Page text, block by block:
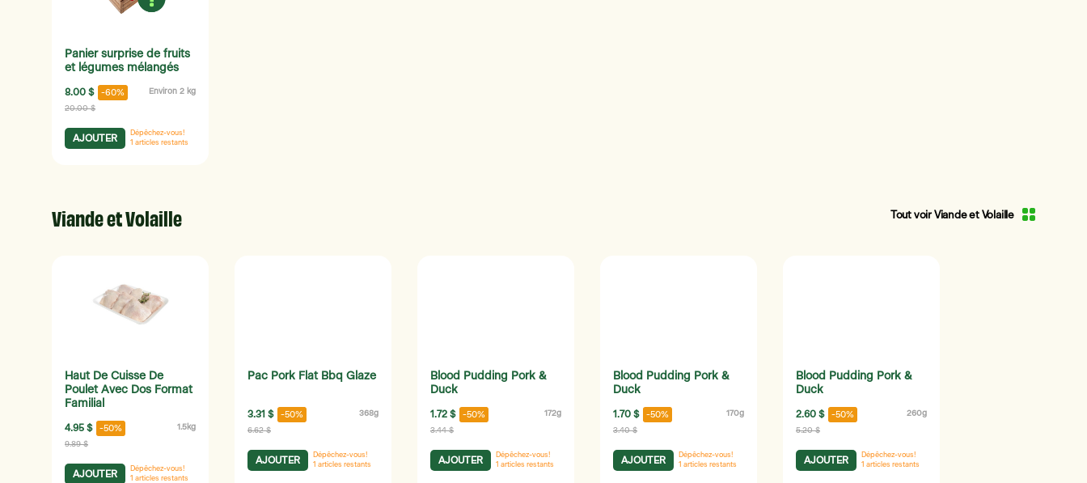
Panier surprise de fruits
et légumes mélangés
8.00 $ -60% Environ 2 kg
20.00 $
AJOUTER
Dépêchez-vous!
1 articles restants
Viande et Volaille Tout voir Viande et Volaille
Haut De Cuisse De
Poulet Avec Dos Format
Familial
4.95 $ -50% 1.5kg
9.89 $
AJOUTER
Dépêchez-vous!
1 articles restants
Pac Pork Flat Bbq Glaze
3.31 $ -50% 368g
6.62 $
AJOUTER
Dépêchez-vous!
1 articles restants
Blood Pudding Pork &
Duck
1.72 $ -50% 172g
3.44 $
AJOUTER
Dépêchez-vous!
1 articles restants
Blood Pudding Pork &
Duck
1.70 $ -50% 170g
3.40 $
AJOUTER
Dépêchez-vous!
1 articles restants
Blood Pudding Pork &
Duck
2.60 $ -50% 260g
5.20 $
AJOUTER
Dépêchez-vous!
1 articles restants